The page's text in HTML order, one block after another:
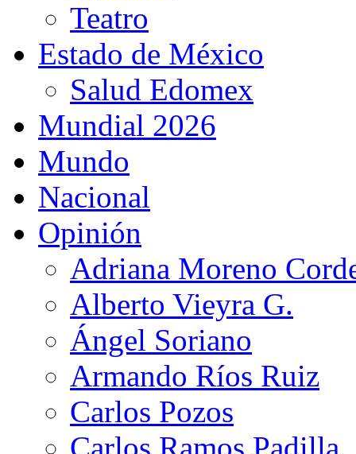
Teatro
Estado de México
Salud Edomex
Mundial 2026
Mundo
Nacional
Opinión
Adriana Moreno
Alberto Vieyra G.
Ángel Soriano
Armando Ríos Ruiz
Carlos Pozos
Carlos Ramos Padilla